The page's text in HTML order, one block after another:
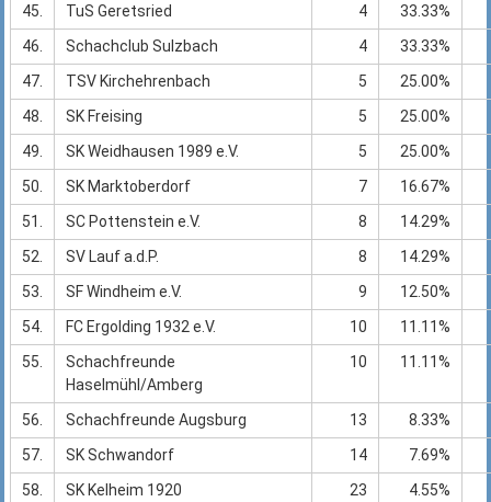
45.
TuS Geretsried 4
33.33%
46.
Schachclub Sulzbach 4
33.33%
47.
TSV Kirchehrenbach 5
25.00%
48.
SK Freising 5
25.00%
49.
SK Weidhausen 1989 e.V. 5
25.00%
50.
SK Marktoberdorf 7
16.67%
51.
SC Pottenstein e.V. 8
14.29%
52.
SV Lauf a.d.P. 8
14.29%
53.
SF Windheim e.V. 9
12.50%
54.
FC Ergolding 1932 e.V. 10
11.11%
55.
Schachfreunde
Haselmühl/Amberg
10 11.11%
56. Schachfreunde Augsburg 13
8.33%
57.
SK Schwandorf 14
7.69%
58.
SK Kelheim 1920 23
4.55%